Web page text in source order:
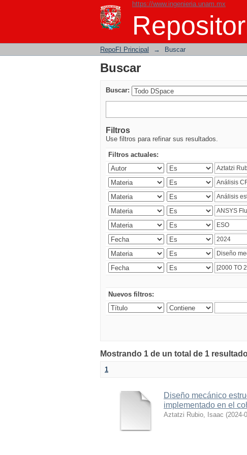
https://www.ingenieria.unam.mx
Buscar
RepoFI Principal → Buscar
Buscar
Buscar:
Filtros
Use filtros para refinar sus resultados.
Filtros actuales:
Nuevos filtros:
Mostrando 1 de un total de 1
1
Diseño mecánico
implementado en el
Aztatzi Rubio, Isaac (2024-